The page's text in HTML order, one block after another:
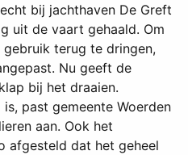
bij jachthaven De Greft
uit de vaart gehaald. Om
terug te dringen,
Nu geeft de
bij het draaien.
past gemeente Woerden
aan. Ook het
afgesteld dat het geheel